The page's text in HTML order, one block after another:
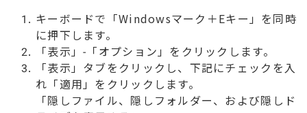
キーボードで「Windowsマーク＋Eキー」を同時
に押下します。
「表示」-「オプション」をクリックします。
「表示」タブをクリックし、下記にチェックを入
れ「適用」をクリックします。
「隠しファイル、隠しフォルダー、および隠しド